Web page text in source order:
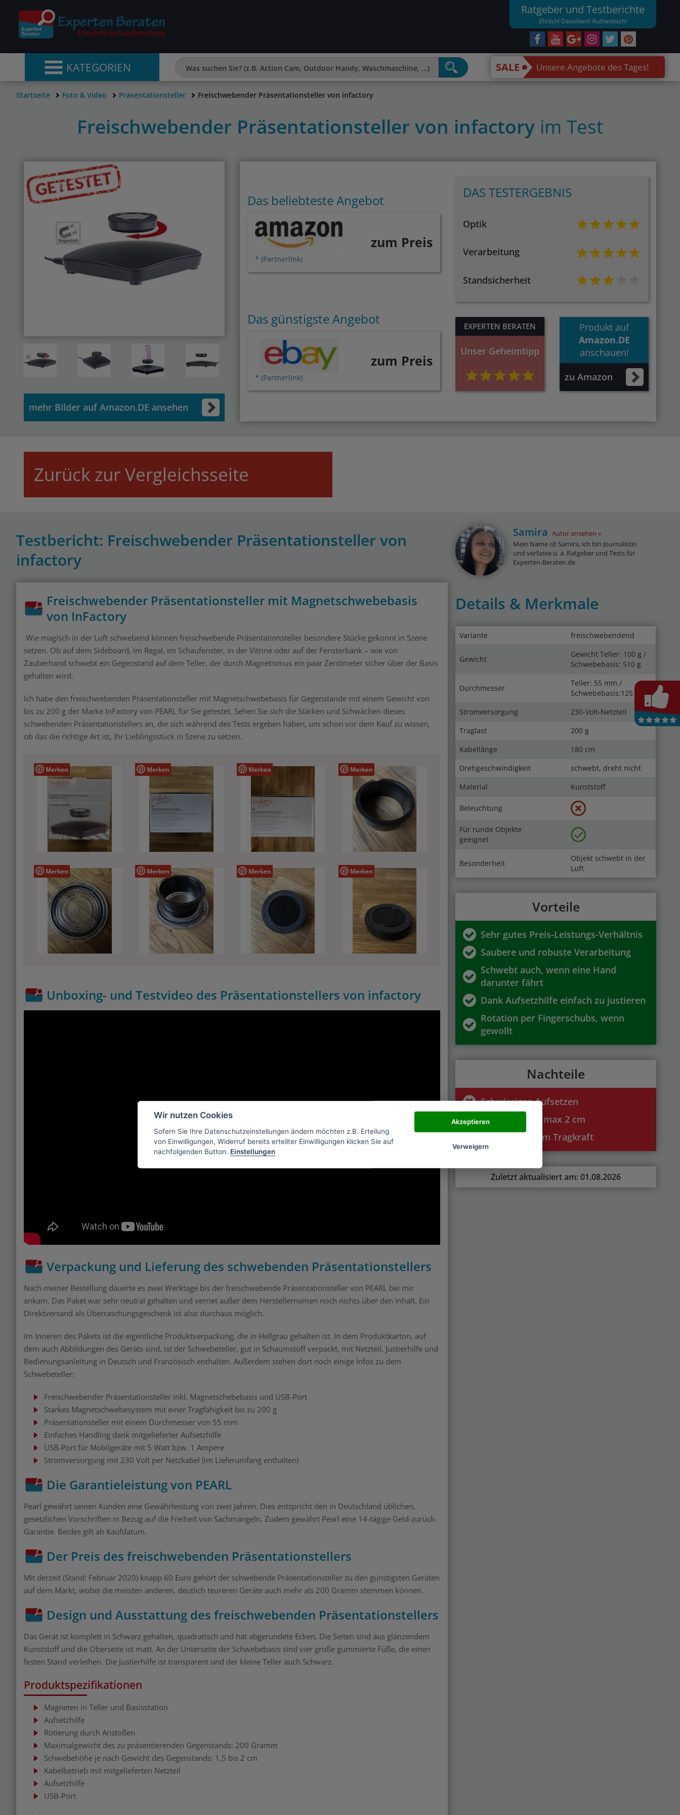
Ratgeber und Testberichte
Ehrlich! Detailliert! Authentisch!
KATEGORIEN SALE Unsere Angebote des Tages!
Startseite Foto & Video Präsentationsteller Freischwebender Präsentationsteller von infactory
Freischwebender Präsentationsteller von infactory im Test
mehr Bilder auf Amazon.DE ansehen
Das beliebteste Angebot
* (Partnerlink)
zum Preis
Das günstigste Angebot
* (Partnerlink)
zum Preis
DAS TESTERGEBNIS
Optik
Verarbeitung
Standsicherheit
EXPERTEN BERATEN
Unser Geheimtipp
Produkt auf
Amazon.DE
anschauen!
zu Amazon
Zurück zur Vergleichsseite
Testbericht: Freischwebender Präsentationsteller von
infactory
Freischwebender Präsentationsteller mit Magnetschwebebasis
von InFactory
Wie magisch in der Luft schwebend können freischwebende Präsentationsteller besondere Stücke gekonnt in Szene
setzen. Ob auf dem Sideboard, im Regal, im Schaufenster, in der Vitrine oder auf der Fensterbank – wie von
Zauberhand schwebt ein Gegenstand auf dem Teller, der durch Magnetismus ein paar Zentimeter sicher über der Basis
gehalten wird.
Ich habe den freischwebenden Präsentationsteller mit Magnetschwebebasis für Gegenstände mit einem Gewicht von
bis zu 200 g der Marke InFactory von PEARL für Sie getestet. Sehen Sie sich die Stärken und Schwächen dieses
schwebenden Präsentationstellers an, die sich während des Tests ergeben haben, um schon vor dem Kauf zu wissen,
ob das die richtige Art ist, Ihr Lieblingsstück in Szene zu setzen.
Merken Merken Merken Merken
Merken Merken Merken Merken
Unboxing- und Testvideo des Präsentationstellers von infactory
Verpackung und Lieferung des schwebenden Präsentationstellers
Nach meiner Bestellung dauerte es zwei Werktage bis der freischwebende Präsentationsteller von PEARL bei mir
ankam. Das Paket war sehr neutral gehalten und verriet außer dem Herstellernamen noch nichts über den Inhalt. Ein
Direktversand als Überraschungsgeschenk ist also durchaus möglich.
Im Inneren des Pakets ist die eigentliche Produktverpackung, die in Hellgrau gehalten ist. In dem Produktkarton, auf
dem auch Abbildungen des Geräts sind, ist der Schwebeteller, gut in Schaumstoff verpackt, mit Netzteil, Justierhilfe und
Bedienungsanleitung in Deutsch und Französisch enthalten. Außerdem stehen dort noch einige Infos zu dem
Schwebeteller:
Freischwebender Präsentationsteller inkl. Magnetschebebasis und USB-Port
Starkes Magnetschwebesystem mit einer Tragfähigkeit bis zu 200 g
Präsentationsteller mit einem Durchmesser von 55 mm
Einfaches Handling dank mitgelieferter Aufsetzhilfe
USB-Port für Mobilgeräte mit 5 Watt bzw. 1 Ampere
Stromversorgung mit 230 Volt per Netzkabel (im Lieferumfang enthalten)
Die Garantieleistung von PEARL
Pearl gewährt seinen Kunden eine Gewährleistung von zwei Jahren. Dies entspricht den in Deutschland üblichen,
gesetzlichen Vorschriften in Bezug auf die Freiheit von Sachmängeln. Zudem gewährt Pearl eine 14-tägige Geld-zurück-
Garantie. Beides gilt ab Kaufdatum.
Der Preis des freischwebenden Präsentationstellers
Mit derzeit (Stand: Februar 2020) knapp 60 Euro gehört der schwebende Präsentationsteller zu den günstigsten Geräten
auf dem Markt, wobei die meisten anderen, deutlich teureren Geräte auch mehr als 200 Gramm stemmen können.
Design und Ausstattung des freischwebenden Präsentationstellers
Das Gerät ist komplett in Schwarz gehalten, quadratisch und hat abgerundete Ecken. Die Seiten sind aus glänzendem
Kunststoff und die Oberseite ist matt. An der Unterseite der Schwebebasis sind vier große gummierte Füße, die einen
festen Stand verleihen. Die Justierhilfe ist transparent und der kleine Teller auch Schwarz.
Produktspezifikationen
Magneten in Teller und Basisstation
Aufsetzhilfe
Rotierung durch Anstoßen
Maximalgewicht des zu präsentierenden Gegenstands: 200 Gramm
Schwebehöhe je nach Gewicht des Gegenstands: 1,5 bis 2 cm
Kabelbetrieb mit mitgelieferten Netzteil
Aufsetzhilfe
USB-Port
Samira Autor ansehen
Mein Name ist Samira, ich bin Journalistin
und verfasse u. a. Ratgeber und Tests für
Experten-Beraten.de
Details & Merkmale
Variante freischwebendend
Gewicht
Gewicht Teller: 100 g /
Schwebebasis: 510 g
Durchmesser
Teller: 55 mm /
Schwebebasis:125 mm
Stromversorgung
230-Volt-Netzteil
Traglast
200 g
Kabellänge
180 cm
Drehgeschwindigkeit
schwebt, dreht nicht
Material
Kunststoff
Beleuchtung
Für runde Objekte
geeignet
Besonderheit
Objekt schwebt in der
Luft
Vorteile
Sehr gutes Preis-Leistungs-Verhältnis
Saubere und robuste Verarbeitung
Schwebt auch, wenn eine Hand
darunter fährt
Dank Aufsetzhilfe einfach zu justieren
Rotation per Fingerschubs, wenn
gewollt
Nachteile
Schwieriges Aufsetzen
Schwebehöhe max 2 cm
Nur 200 Gramm Tragkraft
Zuletzt aktualisiert am: 01.08.2026
Wir nutzen Cookies
Sofern Sie Ihre Datenschutzeinstellungen ändern möchten z.B. Erteilung
von Einwilligungen, Widerruf bereits erteilter Einwilligungen klicken Sie auf
nachfolgenden Button. Einstellungen
Akzeptieren
Verweigern